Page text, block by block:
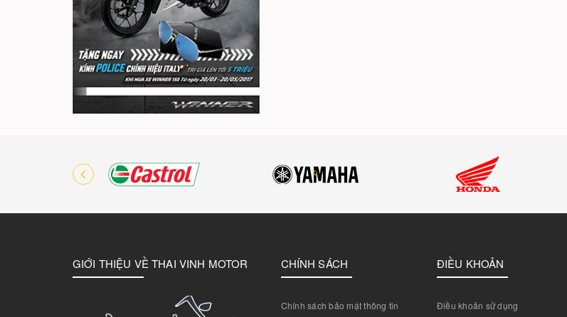
GIỚI THIỆU VỀ THAI VINH MOTOR CHÍNH SÁCH
Chính sách bảo mật thông tin
ĐIỀU KHOẢN
Điều khoản sử dụng